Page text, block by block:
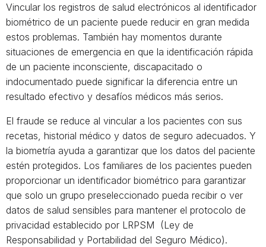
Vincular los registros de salud electrónicos al identificador
biométrico de un paciente puede reducir en gran medida
estos problemas. También hay momentos durante
situaciones de emergencia en que la identificación rápida
de un paciente inconsciente, discapacitado o
indocumentado puede significar la diferencia entre un
resultado efectivo y desafíos médicos más serios.
El fraude se reduce al vincular a los pacientes con sus
recetas, historial médico y datos de seguro adecuados. Y
la biometría ayuda a garantizar que los datos del paciente
estén protegidos. Los familiares de los pacientes pueden
proporcionar un identificador biométrico para garantizar
que solo un grupo preseleccionado pueda recibir o ver
datos de salud sensibles para mantener el protocolo de
privacidad establecido por LRPSM (Ley de
Responsabilidad y Portabilidad del Seguro Médico).